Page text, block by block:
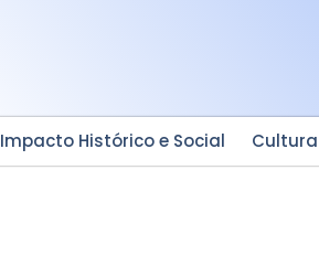
Impacto Histórico e Social Cultura